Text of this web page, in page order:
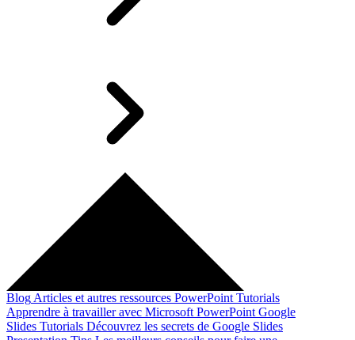
Blog Articles et autres ressources PowerPoint Tutorials
Apprendre à travailler avec Microsoft PowerPoint Google
Slides Tutorials Découvrez les secrets de Google Slides